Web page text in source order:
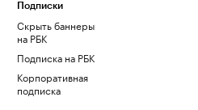
Подписки
Скрыть баннеры
на РБК
Подписка на РБК
Корпоративная
подписка